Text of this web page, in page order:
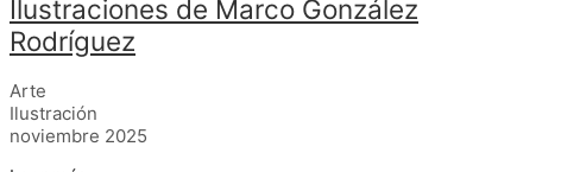
Ilustraciones de Marco González
Rodríguez
Arte
Ilustración
noviembre 2025